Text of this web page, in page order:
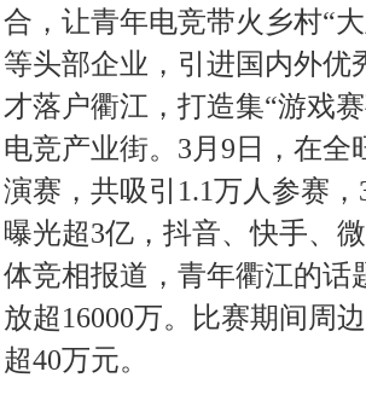
合，让青年电竞带火乡村“
等头部企业，引进国内外优
才落户衢江，打造集“游戏
电竞产业街。3月9日，在
演赛，共吸引1.1万人参赛
曝光超3亿，抖音、快手、
体竞相报道，青年衢江的话
放超16000万。比赛期间周
超40万元。